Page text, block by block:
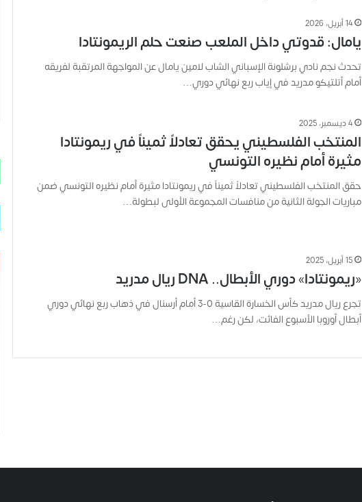
14 أبريل، 2026
يامال: قدوتي داخل الملعب صنعت حلم الريمونتادا
تحدث نجم نادي برشلونة الإسباني الشاب لامين يامال عن المواجهة المرتقبة لفريقه
أمام أتلتيكو مدريد في إياب ربع نهائي دوري…
4 ديسمبر، 2025
المنتخب الفلسطيني يحقق تعادلاً ثميناً في ريمونتادا
مثيرة أمام نظيره التونسي
حقق المنتخب الفلسطيني تعادلاً ثميناً في ريمونتادا مثيرة أمام نظيره التونسي ضمن
مباريات الجولة الثانية من منافسات المجموعة الأولى لبطولة…
15 أبريل، 2025
«ريمونتادا» دوري الأبطال.. DNA ريال مدريد
تجرع ريال مدريد كأس الخسارة القاسية 0-3 أمام أرسنال في ذهاب ربع نهائي دوري
أبطال أوروبا الأسبوع الفائت، لكن رغم…